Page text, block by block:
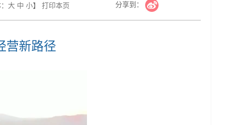
大 中 小】 打印本页 分享到：
营新路径